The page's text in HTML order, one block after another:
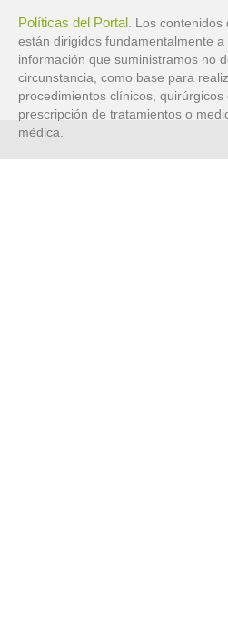
Políticas del Portal . Los
están dirigidos fundamentalmente
información que suministramos no
circunstancia, como base para
procedimientos clínicos,
prescripción de tratamientos o
médica.